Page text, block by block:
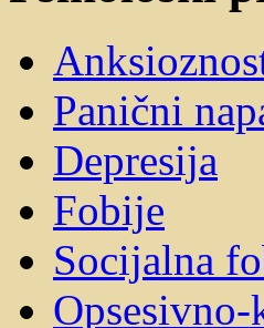
Panični
Depresija
Fobije
Socijalna